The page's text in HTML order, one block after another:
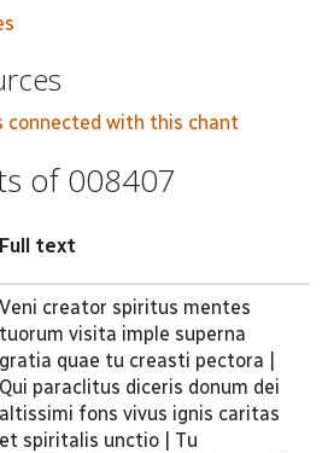
connected with this chant
of 008407
Full text
Veni creator spiritus mentes
tuorum visita imple superna
gratia quae tu creasti pectora |
Qui paraclitus diceris donum dei
altissimi fons vivus ignis caritas
et spiritalis unctio | Tu